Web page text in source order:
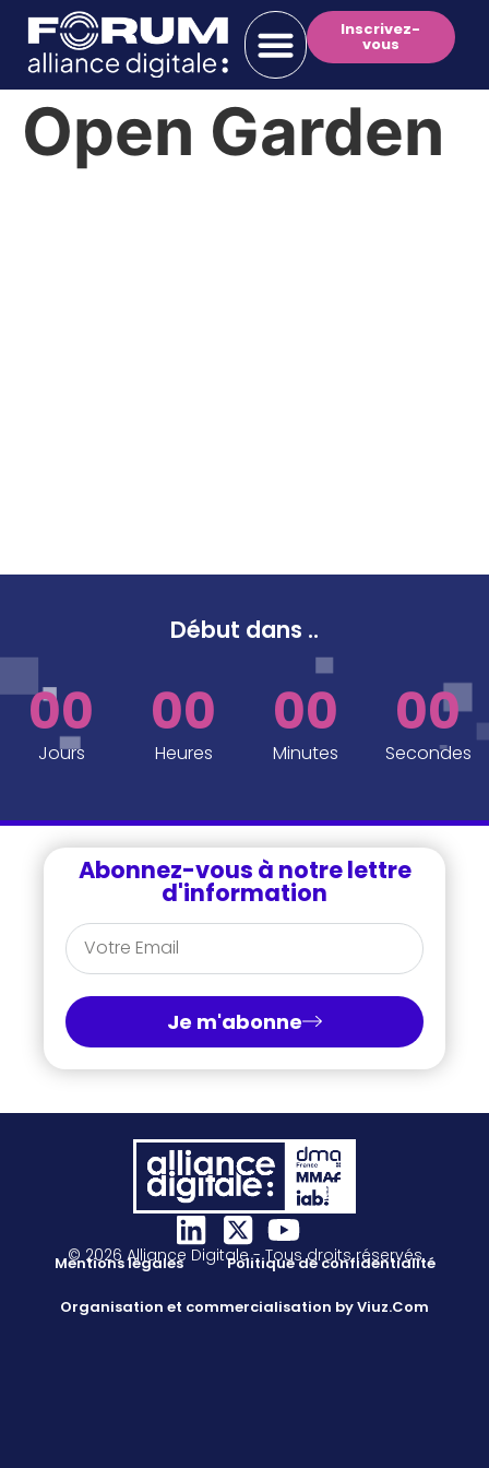
Inscrivez-
vous
Open Garden
Début dans ..
00
Jours
00
Heures
00
Minutes
00
Secondes
Abonnez-vous à notre lettre
d'information
Je m'abonne
© 2026 Alliance Digitale - Tous droits réservés
Mentions légales Politique de confidentialité
Organisation et commercialisation by Viuz.Com